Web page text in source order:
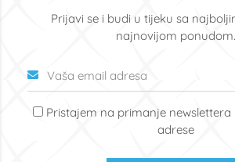
Prijavi se i budi u tijeku sa
najnovijom ponudom.
Pristajem na primanje newslettera
adrese